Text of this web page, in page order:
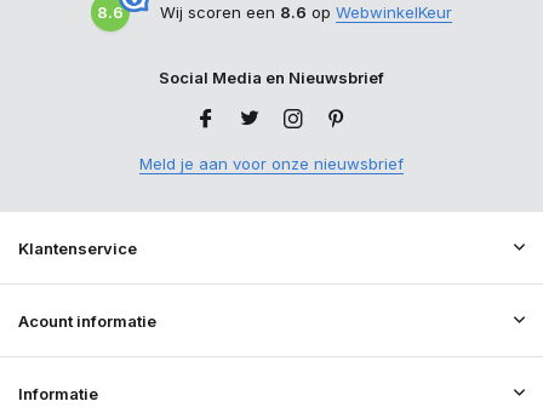
8.6 Wij scoren een 8.6 op WebwinkelKeur
Social Media en Nieuwsbrief
Meld je aan voor onze nieuwsbrief
Klantenservice
Acount informatie
Informatie